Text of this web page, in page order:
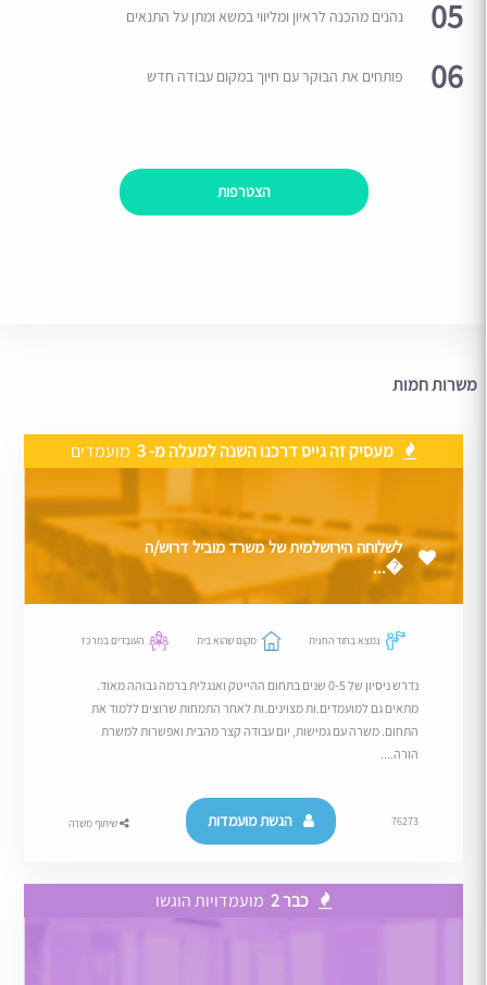
05 נהנים מהכנה לראיון ומליווי במשא ומתן על התנאים
06 פותחים את הבוקר עם חיוך במקום עבודה חדש
הצטרפות
משרות חמות
מעסיק זה גייס דרכנו השנה למעלה מ- 3 מועמדים
לשלוחה הירושלמית של משרד מוביל דרוש/ה
�...
נמצא בחוד החנית מקום שהוא בית העובדים במרכז
נדרש ניסיון של 0-5 שנים בתחום ההייטק ואנגלית ברמה גבוהה מאוד.
מתאים גם למועמדים.ות מצוינים.ות לאחר התמחות שרוצים ללמוד את
התחום. משרה עם גמישות, יום עבודה קצר מהבית ואפשרות למשרת
הורה....
76273 הגשת מועמדות שיתוף משרה
כבר 2 מועמדויות הוגשו